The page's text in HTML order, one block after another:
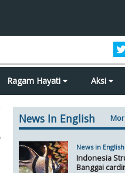
Ragam Hayati Aksi
News In English
News in English
Indonesia
Banggai